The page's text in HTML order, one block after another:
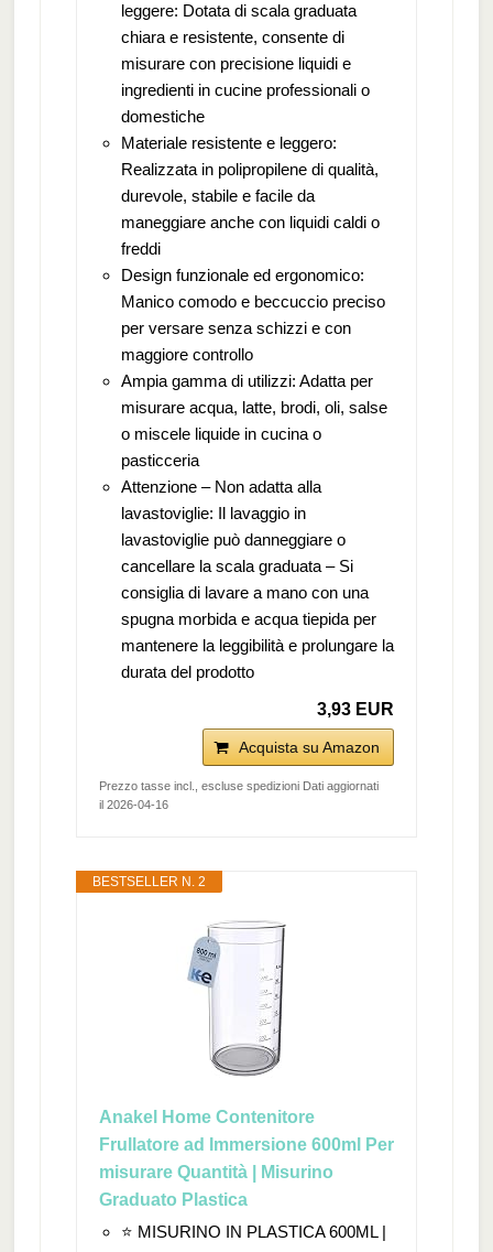
leggere: Dotata di scala graduata
chiara e resistente, consente di
misurare con precisione liquidi e
ingredienti in cucine professionali o
domestiche
Materiale resistente e leggero:
Realizzata in polipropilene di qualità,
durevole, stabile e facile da
maneggiare anche con liquidi caldi o
freddi
Design funzionale ed ergonomico:
Manico comodo e beccuccio preciso
per versare senza schizzi e con
maggiore controllo
Ampia gamma di utilizzi: Adatta per
misurare acqua, latte, brodi, oli, salse
o miscele liquide in cucina o
pasticceria
Attenzione – Non adatta alla
lavastoviglie: Il lavaggio in
lavastoviglie può danneggiare o
cancellare la scala graduata – Si
consiglia di lavare a mano con una
spugna morbida e acqua tiepida per
mantenere la leggibilità e prolungare la
durata del prodotto
3,93 EUR
Acquista su Amazon
Prezzo tasse incl., escluse spedizioni Dati aggiornati
il 2026-04-16
BESTSELLER N. 2
Anakel Home Contenitore
Frullatore ad Immersione 600ml Per
misurare Quantità | Misurino
Graduato Plastica
⭐ MISURINO IN PLASTICA 600ML |